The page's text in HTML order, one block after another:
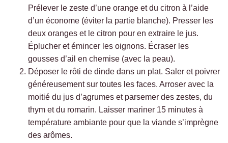
Prélever le zeste d’une orange et du citron à l’aide
d’un économe (éviter la partie blanche). Presser les
deux oranges et le citron pour en extraire le jus.
Éplucher et émincer les oignons. Écraser les
gousses d’ail en chemise (avec la peau).
Déposer le rôti de dinde dans un plat. Saler et poivrer
généreusement sur toutes les faces. Arroser avec la
moitié du jus d’agrumes et parsemer des zestes, du
thym et du romarin. Laisser mariner 15 minutes à
température ambiante pour que la viande s’imprègne
des arômes.